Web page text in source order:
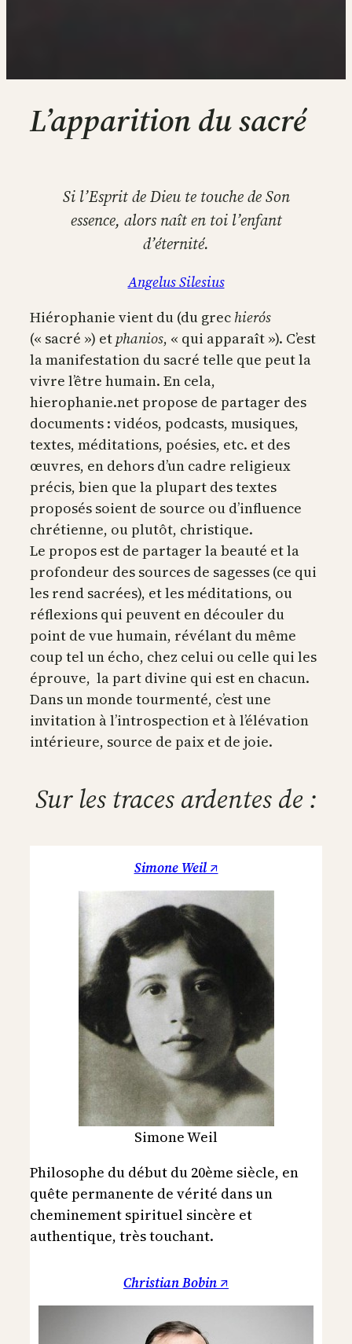
L’apparition du sacré
Si l’Esprit de Dieu te touche de Son
essence, alors naît en toi l’enfant
d’éternité.
Angelus Silesius
Hiérophanie vient du (du grec hierós
(« sacré ») et phanios, « qui apparaît »). C’est
la manifestation du sacré telle que peut la
vivre l’être humain. En cela,
hierophanie.net propose de partager des
documents : vidéos, podcasts, musiques,
textes, méditations, poésies, etc. et des
œuvres, en dehors d’un cadre religieux
précis, bien que la plupart des textes
proposés soient de source ou d’influence
chrétienne, ou plutôt, christique.
Le propos est de partager la beauté et la
profondeur des sources de sagesses (ce qui
les rend sacrées), et les méditations, ou
réflexions qui peuvent en découler du
point de vue humain, révélant du même
coup tel un écho, chez celui ou celle qui les
éprouve, la part divine qui est en chacun.
Dans un monde tourmenté, c’est une
invitation à l’introspection et à l’élévation
intérieure, source de paix et de joie.
Sur les traces ardentes de :
Simone Weil ↗
Simone Weil
Philosophe du début du 20ème siècle, en
quête permanente de vérité dans un
cheminement spirituel sincère et
authentique, très touchant.
Christian Bobin ↗